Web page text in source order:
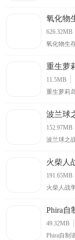
现有了很
玩家带来
的加持下
惊喜。
氧化物
626.32MB
氧化物生
表、服装
等建筑物
。
重生萝
11.5MB
重生萝莉
过多样化
戏场景设
充满趣味性
波兰球
152.97MB
波兰球之
双玩法，
种编组、
级大国。
游玩，兼
火柴人
191.65MB
火柴人战
争工艺。
不同国家
突破各个
多样，具
Phira自
49.32MB
Phira自制